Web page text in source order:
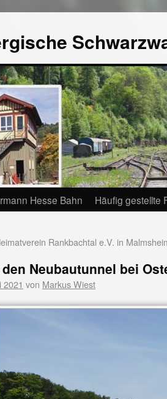
Hesse Bahn Häufig gestellte
Rankbachtal e.V. in
Neubautunnel bei
2021 von Markus Wiest